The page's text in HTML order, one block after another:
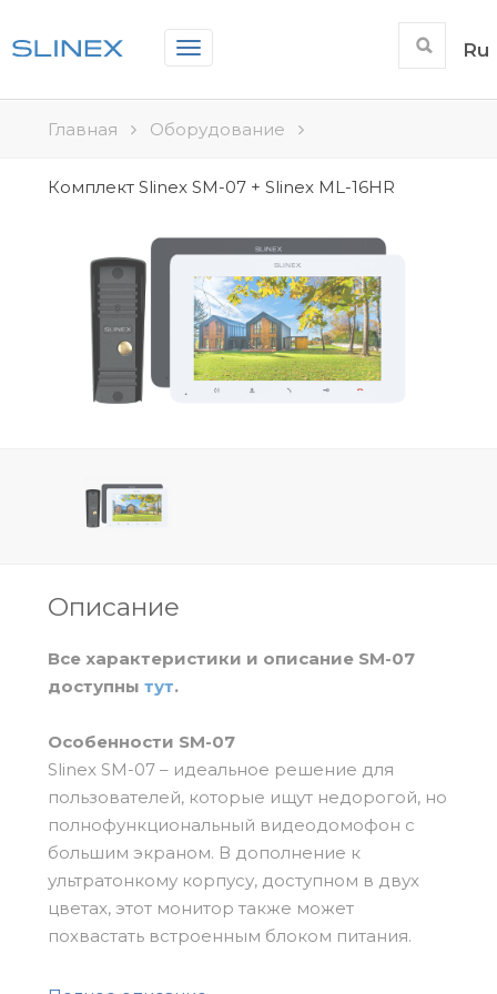
Toggle
navigation
Ru
Главная Оборудование
Комплект Slinex SM-07 + Slinex ML-16HR
Описание
Все характеристики и описание SM-07
доступны тут.
Особенности SM-07
Slinex SM-07 – идеальное решение для
пользователей, которые ищут недорогой, но
полнофункциональный видеодомофон с
большим экраном. В дополнение к
ультратонкому корпусу, доступном в двух
цветах, этот монитор также может
похвастать встроенным блоком питания.